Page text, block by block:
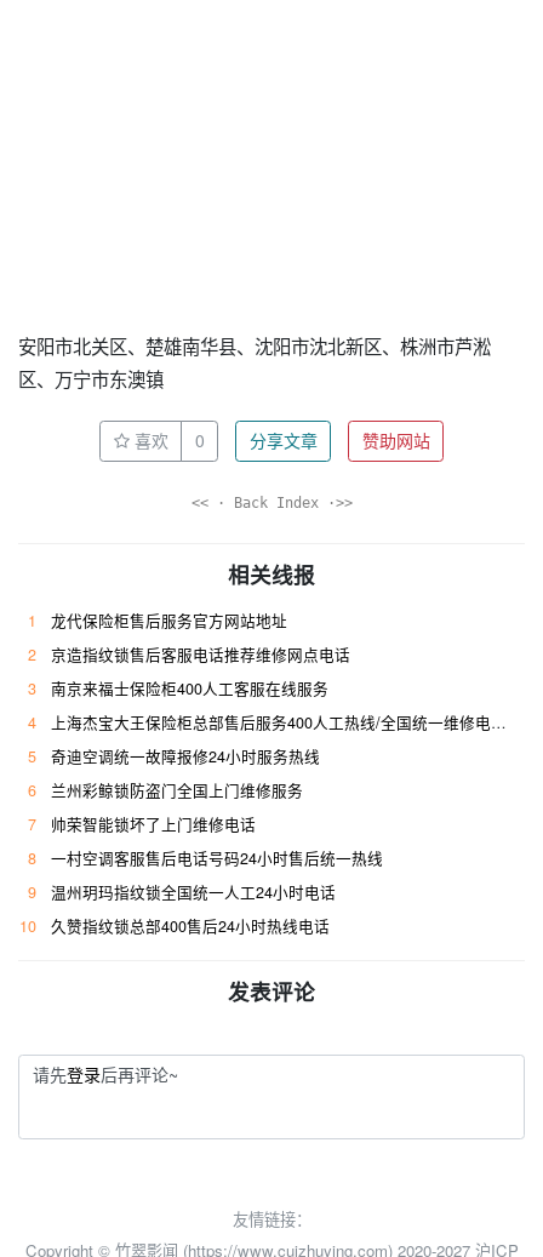
安阳市北关区、楚雄南华县、沈阳市沈北新区、株洲市芦淞
区、万宁市东澳镇
喜欢 0 分享文章 赞助网站
<< · Back Index ·>>
相关线报
1
龙代保险柜售后服务官方网站地址
2
京造指纹锁售后客服电话推荐维修网点电话
3
南京来福士保险柜400人工客服在线服务
4
上海杰宝大王保险柜总部售后服务400人工热线/全国统一维修电话是多少
5
奇迪空调统一故障报修24小时服务热线
6
兰州彩鲸锁防盗门全国上门维修服务
7
帅荣智能锁坏了上门维修电话
8
一村空调客服售后电话号码24小时售后统一热线
9
温州玥玛指纹锁全国统一人工24小时电话
10
久赞指纹锁总部400售后24小时热线电话
发表评论
请先登录后再评论~
友情链接：
Copyright © 竹翠影闻 (https://www.cuizhuying.com) 2020-2027 沪ICP